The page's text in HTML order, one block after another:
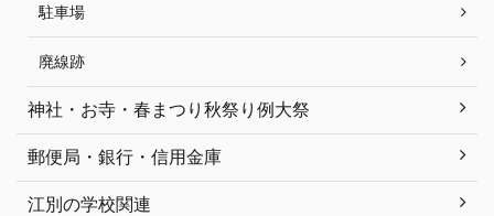
駐車場
廃線跡
神社・お寺・春まつり秋祭り例大祭
郵便局・銀行・信用金庫
江別の学校関連